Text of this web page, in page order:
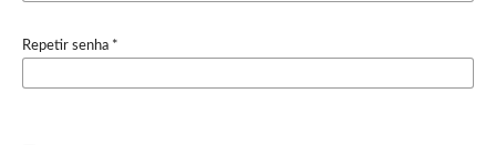
Repetir senha *